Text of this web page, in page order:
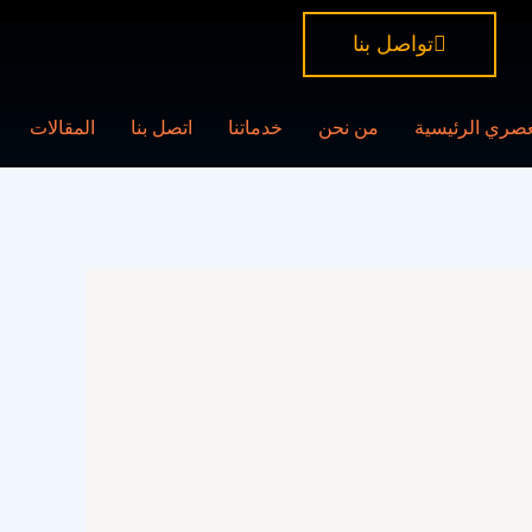
تواصل بنا
الرئيسية من نحن خدماتنا اتصل بنا المقالات